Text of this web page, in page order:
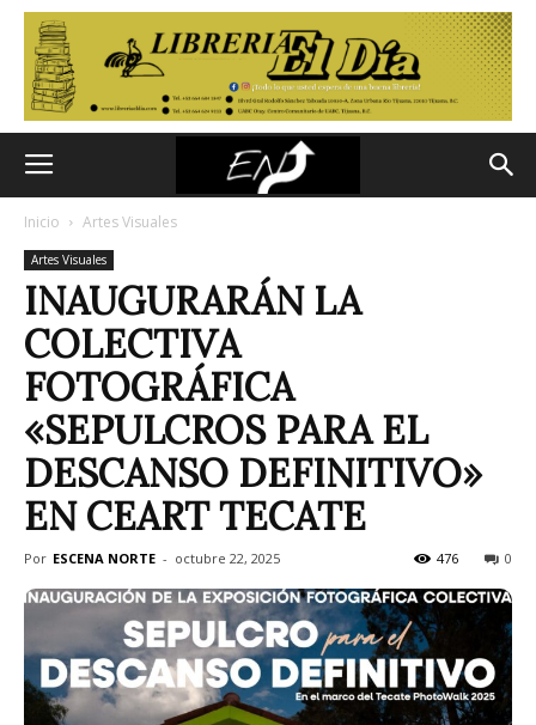
Inicio Artes Visuales
Artes Visuales
INAUGURARÁN LA
COLECTIVA
FOTOGRÁFICA
«SEPULCROS PARA EL
DESCANSO DEFINITIVO»
EN CEART TECATE
Por ESCENA NORTE - octubre 22, 2025 0
476